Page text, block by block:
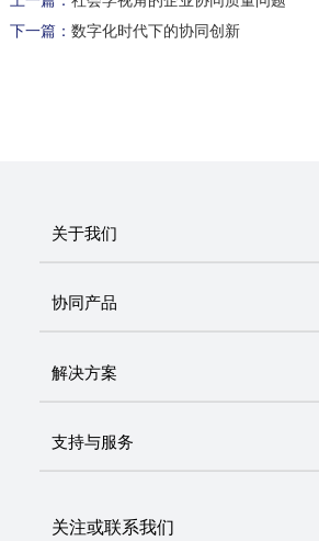
下一篇： 数字化时代下的协同创新
关于我们
协同产品
解决方案
支持与服务
关注或联系我们